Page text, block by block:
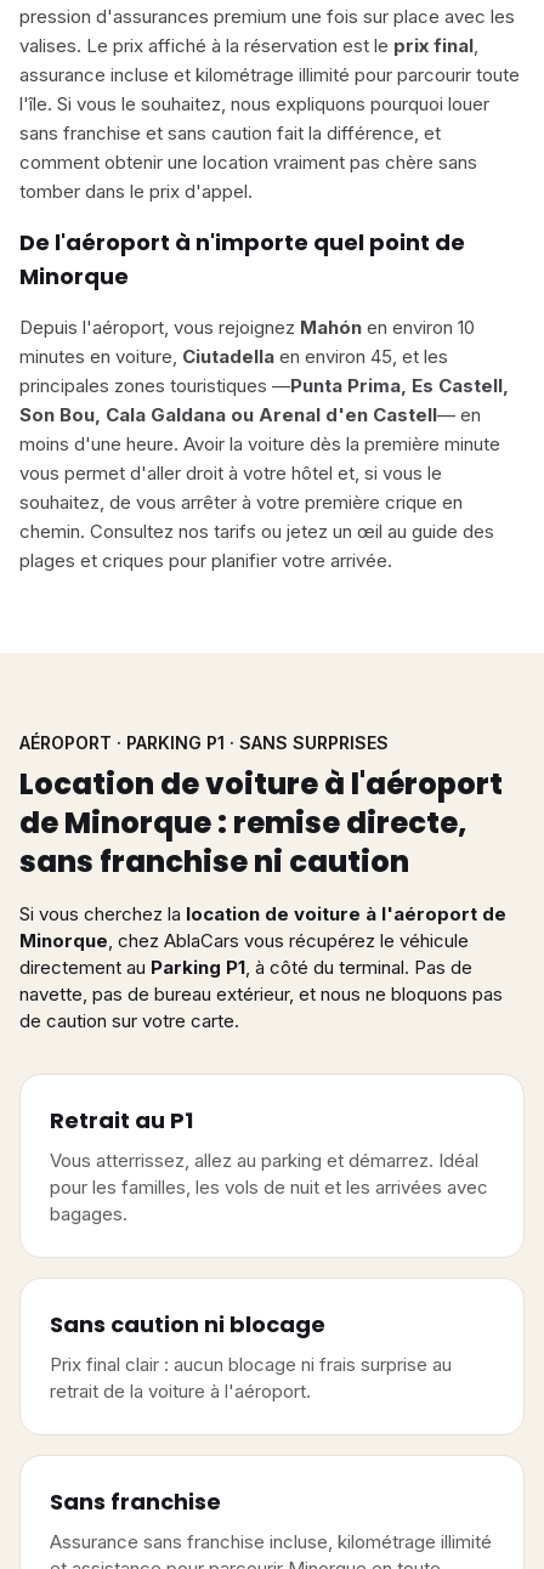
pression d'assurances premium une fois sur place avec les
valises. Le prix affiché à la réservation est le prix final,
assurance incluse et kilométrage illimité pour parcourir toute
l'île. Si vous le souhaitez, nous expliquons pourquoi louer
sans franchise et sans caution fait la différence, et
comment obtenir une location vraiment pas chère sans
tomber dans le prix d'appel.
De l'aéroport à n'importe quel point de
Minorque
Depuis l'aéroport, vous rejoignez Mahón en environ 10
minutes en voiture, Ciutadella en environ 45, et les
principales zones touristiques —Punta Prima, Es Castell,
Son Bou, Cala Galdana ou Arenal d'en Castell— en
moins d'une heure. Avoir la voiture dès la première minute
vous permet d'aller droit à votre hôtel et, si vous le
souhaitez, de vous arrêter à votre première crique en
chemin. Consultez nos tarifs ou jetez un œil au guide des
plages et criques pour planifier votre arrivée.
AÉROPORT · PARKING P1 · SANS SURPRISES
Location de voiture à l'aéroport
de Minorque : remise directe,
sans franchise ni caution
Si vous cherchez la location de voiture à l'aéroport de
Minorque, chez AblaCars vous récupérez le véhicule
directement au Parking P1, à côté du terminal. Pas de
navette, pas de bureau extérieur, et nous ne bloquons pas
de caution sur votre carte.
Retrait au P1
Vous atterrissez, allez au parking et démarrez. Idéal
pour les familles, les vols de nuit et les arrivées avec
bagages.
Sans caution ni blocage
Prix final clair : aucun blocage ni frais surprise au
retrait de la voiture à l'aéroport.
Sans franchise
Assurance sans franchise incluse, kilométrage illimité